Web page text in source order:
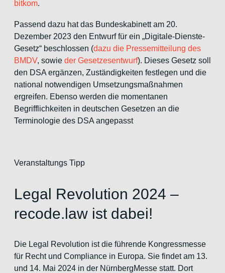
bitkom.
Passend dazu hat das Bundeskabinett am 20.
Dezember 2023 den Entwurf für ein „Digitale-Dienste-
Gesetz“ beschlossen (dazu die Pressemitteilung des
BMDV, sowie der Gesetzesentwurf). Dieses Gesetz soll
den DSA ergänzen, Zuständigkeiten festlegen und die
national notwendigen Umsetzungsmaßnahmen
ergreifen. Ebenso werden die momentanen
Begrifflichkeiten in deutschen Gesetzen an die
Terminologie des DSA angepasst
Veranstaltungs Tipp
Legal Revolution 2024 –
recode.law ist dabei!
Die Legal Revolution ist die führende Kongressmesse
für Recht und Compliance in Europa. Sie findet am 13.
und 14. Mai 2024 in der NürnbergMesse statt. Dort